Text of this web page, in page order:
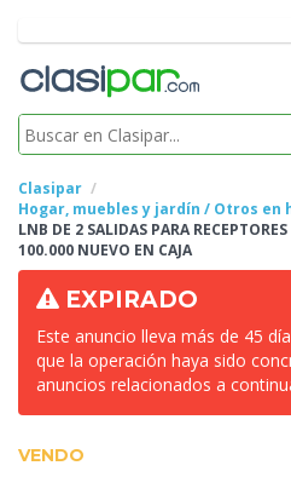
Clasipar
Hogar, muebles y jardín / Otros en
LNB DE 2 SALIDAS PARA RECEPTORES
100.000 NUEVO EN CAJA
EXPIRADO
Este anuncio lleva más de 45
que la operación haya sido
anuncios relacionados a
VENDO